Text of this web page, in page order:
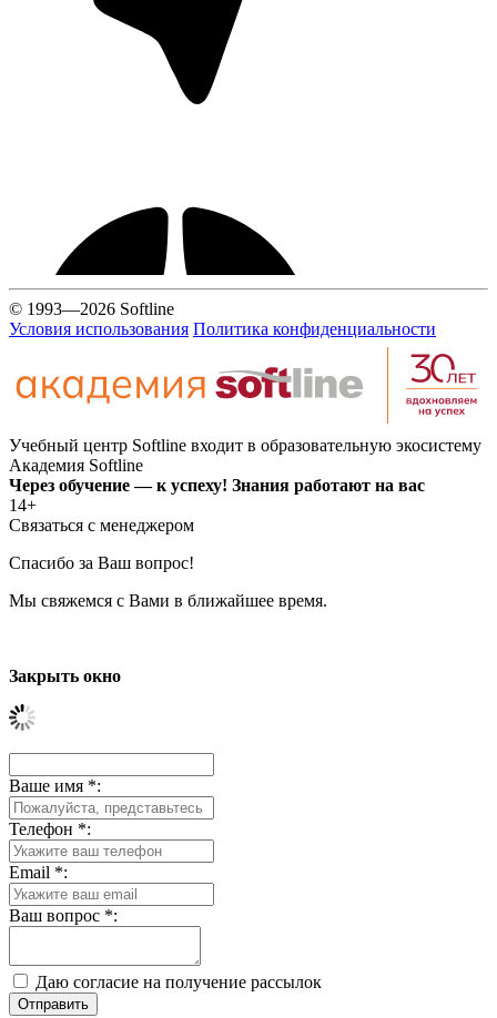
© 1993—2026 Softline
Условия использования Политика конфиденциальности
Учебный центр Softline входит в образовательную экосистему
Академия Softline
Через обучение — к успеху! Знания работают на вас
14+
Связаться с менеджером
Спасибо за Ваш вопрос!
Мы свяжемся с Вами в ближайшее время.
Закрыть окно
Ваше имя *:
Телефон *:
Email *:
Ваш вопрос *:
Даю согласие на получение рассылок
Отправить